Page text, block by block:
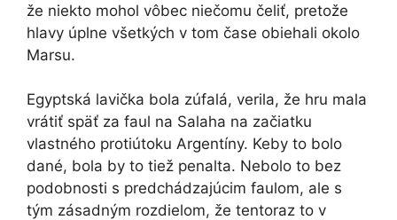
že niekto mohol vôbec niečomu čeliť, pretože
hlavy úplne všetkých v tom čase obiehali okolo
Marsu.
Egyptská lavička bola zúfalá, verila, že hru mala
vrátiť späť za faul na Salaha na začiatku
vlastného protiútoku Argentíny. Keby to bolo
dané, bola by to tiež penalta. Nebolo to bez
podobnosti s predchádzajúcim faulom, ale s
tým zásadným rozdielom, že tentoraz to v